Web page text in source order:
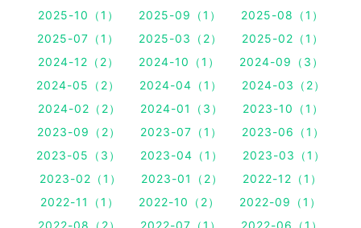
2025-10（1）
2025-09（1）
2025-08（1）
2025-07（1）
2025-03（2）
2025-02（1）
2024-12（2）
2024-10（1）
2024-09（3）
2024-05（2）
2024-04（1）
2024-03（2）
2024-02（2）
2024-01（3）
2023-10（1）
2023-09（2）
2023-07（1）
2023-06（1）
2023-05（3）
2023-04（1）
2023-03（1）
2023-02（1）
2023-01（2）
2022-12（1）
2022-11（1）
2022-10（2）
2022-09（1）